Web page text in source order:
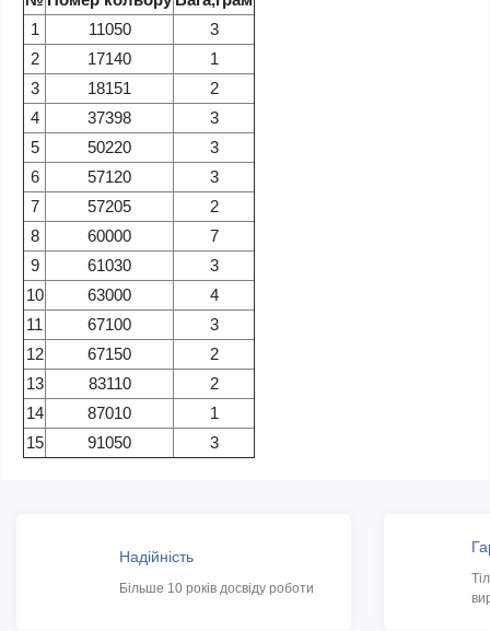
1
11050
3
2
17140
1
3
18151
2
4
37398
3
5
50220
3
6
57120
3
7
57205
2
8
60000
7
9
61030
3
10
63000
4
11
67100
3
12
67150
2
13
83110
2
14
87010
1
15
91050 3
Надійність
Більше 10 років досвіду роботи